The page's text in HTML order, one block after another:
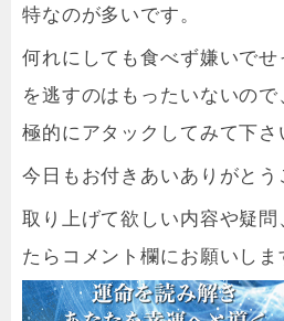
特なのが多いです。
何れにしても食べず嫌いで
を逃すのはもったいないの
極的にアタックしてみて下さ
今日もお付きあいありがとう
取り上げて欲しい内容や疑
たらコメント欄にお願いしま